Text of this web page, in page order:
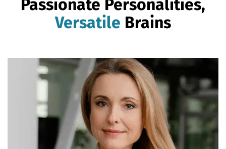
Passionate Personalities,
Versatile Brains